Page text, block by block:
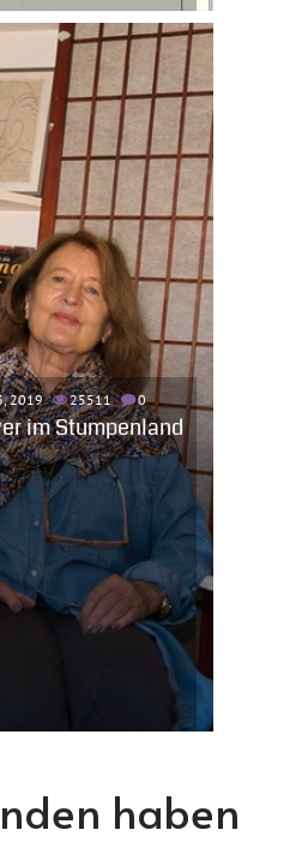
2019 25511 0
im Stumpenland
haben